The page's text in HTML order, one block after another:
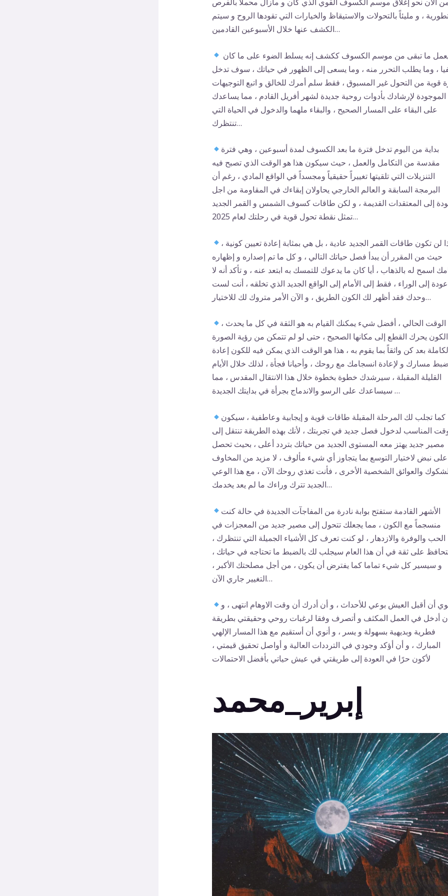
، و مليئاً بالتحولات والاستيقاظ والخيارات التي تقودها الروح و سيتم
الكشف عنها خلال الأسبوعين القادمين…
، وما يطلب التحرر منه ، وما يسعى إلى الظهور في حياتك ، سوف تدخل
قوية من التحول غير المسبوق ، فقط سلم أمرك للخالق و اتبع التوجيهات
الموجودة لإرشادك بأدوات روحية جديدة لشهر أفريل القادم ، مما يساعدك
على البقاء على المسار الصحيح ، والبقاء ملهما والدخول في الحياة التي
تنتظرك…
بداية من اليوم تدخل فترة ما بعد الكسوف لمدة أسبوعين ، وهي فترة
مقدسة من التكامل والعمل ، حيث سيكون هذا هو الوقت الذي تصبح فيه
التنزيلات التي تلقيتها تغييراً حقيقياً ومجسداً في الواقع المادي ، رغم أن
البرمجة السابقة و العالم الخارجي يحاولان إبقاءك في المقاومة من اجل
إلى المعتقدات القديمة ، و لكن طاقات كسوف الشمس و القمر الجديد
تمثل نقطة تحول قوية في رحلتك لعام 2025…
لن تكون طاقات القمر الجديد عادية ، بل هي بمثابة إعادة تعيين كونية ،
حيث من المقرر أن يبدأ فصل حياتك التالي ، و كل ما تم إصداره و إظهاره
اسمح له بالذهاب ، أيا كان ما يدعوك للتمسك به ابتعد عنه ، و تأكد أنه لا
عودة إلى الوراء ، فقط إلى الأمام إلى الواقع الجديد الذي تخلقه ، أنت لست
وحدك فقد أظهر لك الكون الطريق ، و الآن الأمر متروك لك للاختيار…
الحالي ، أفضل شيء يمكنك القيام به هو الثقة في كل ما يحدث ،
الكون يحرك القطع إلى مكانها الصحيح ، حتى لو لم تتمكن من رؤية الصورة
بعد كن واثقاً بما يقوم به ، هذا هو الوقت الذي يمكن فيه للكون إعادة
مسارك و لإعادة انسجامك مع روحك ، وأحيانا فجأة ، لذلك خلال الأيام
القليلة المقبلة ، سيرشدك خطوة بخطوة خلال هذا الانتقال المقدس ، مما
سيساعدك على الرسو والاندماج بجرأة في بدايتك الجديدة …
كما تجلب لك المرحلة المقبلة طاقات قوية و إيجابية وعاطفية ، سيكون
المناسب لدخول فصل جديد في تجربتك ، لأنك بهذه الطريقة تنتقل إلى
مصير جديد يهتز معه المستوى الجديد من حياتك بتردد أعلى ، بحيث تحصل
على نبض لاختيار التوسع بما يتجاوز أي شيء مألوف ، لا مزيد من المخاوف
والعوائق الشخصية الأخرى ، فأنت تغذي روحك الآن ، مع هذا الوعي
الجديد تترك وراءك ما لم يعد يخدمك…
الأشهر القادمة ستفتح بوابة نادرة من المفاجآت الجديدة في حالة كنت
منسجماً مع الكون ، مما يجعلك تتحول إلى مصير جديد من المعجزات في
الحب والوفرة والازدهار ، لو كنت تعرف كل الأشياء الجميلة التي تنتظرك ،
على ثقة في أن هذا العام سيجلب لك بالضبط ما تحتاجه في حياتك ،
و سيسير كل شيء تماما كما يفترض أن يكون ، من أجل مصلحتك الأكبر ،
التغيير جاري الآن…
أن أقبل العيش بوعي للأحداث ، و أن أدرك أن وقت الاوهام انتهى ، و
أدخل في العمل المكثف و أتصرف وفقا لرغبات روحي وحقيقتي بطريقة
فطرية وبديهية بسهولة و يسر ، و أنوي أن أستقيم مع هذا المسار الإلهي
المبارك ، و أن أؤكد وجودي في الترددات العالية و أواصل تحقيق قيمتي ،
لأكون حرًا في العودة إلى طريقتي في عيش حياتي بأفضل الاحتمالات
إبرير_محمد